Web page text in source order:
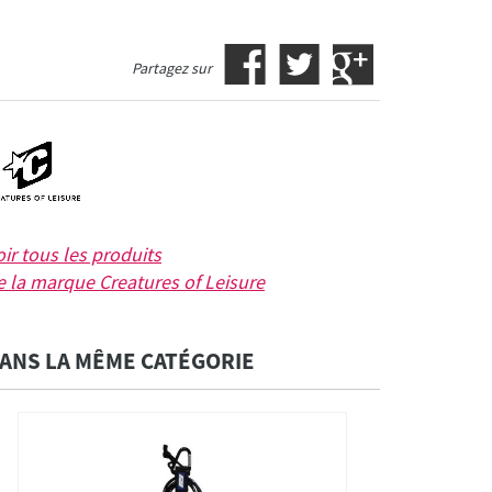
Partagez sur
tous les produits
la marque Creatures of Leisure
LA MÊME CATÉGORIE